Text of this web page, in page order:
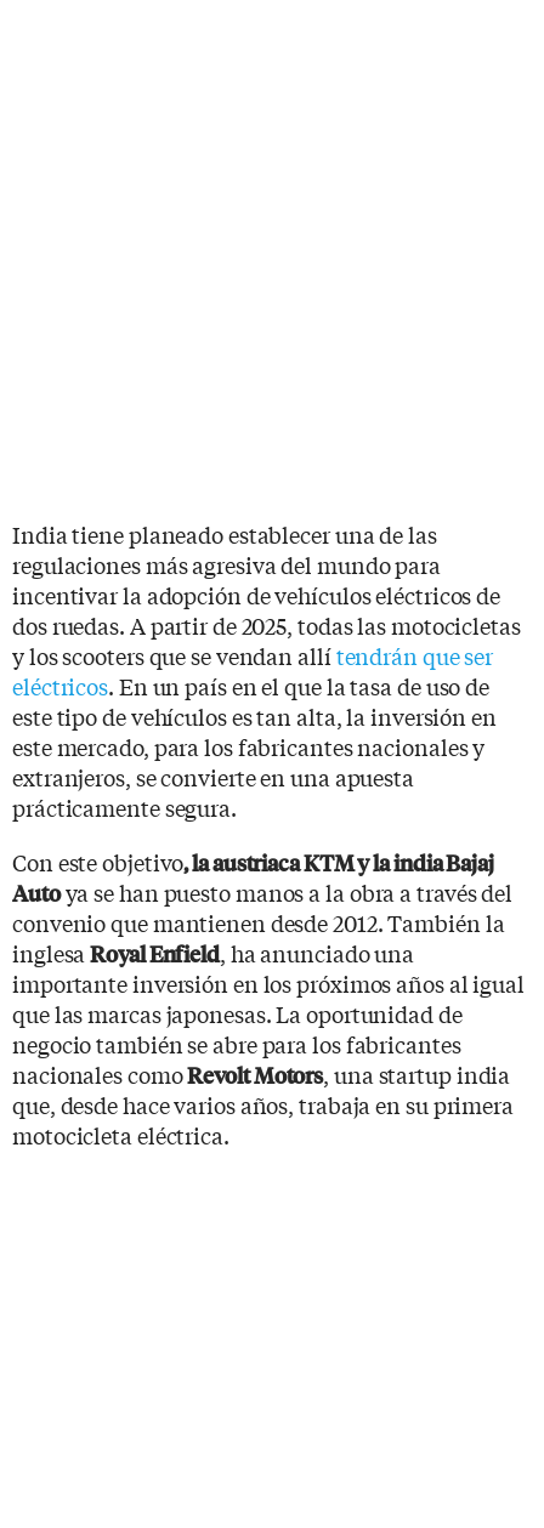
India tiene planeado establecer una de las
regulaciones más agresiva del mundo para
incentivar la adopción de vehículos eléctricos de
dos ruedas. A partir de 2025, todas las motocicletas
y los scooters que se vendan allítendrán que ser
eléctricos. En un país en el que la tasa de uso de
este tipo de vehículos es tan alta, la inversión en
este mercado, para los fabricantes nacionales y
extranjeros, se convierte en una apuesta
prácticamente segura.
Con este objetivo, la austriaca KTM y la india Bajaj
Autoya se han puesto manos a la obra a través del
convenio que mantienen desde 2012. También la
inglesaRoyal Enfield, ha anunciado una
importante inversión en los próximos años al igual
que las marcas japonesas. La oportunidad de
negocio también se abre para los fabricantes
nacionales comoRevolt Motors, una startup india
que, desde hace varios años, trabaja en su primera
motocicleta eléctrica.